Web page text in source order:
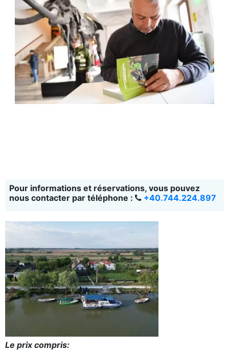
Pour informations et réservations, vous pouvez
nous contacter par téléphone :
+40.744.224.897
Le prix compris: